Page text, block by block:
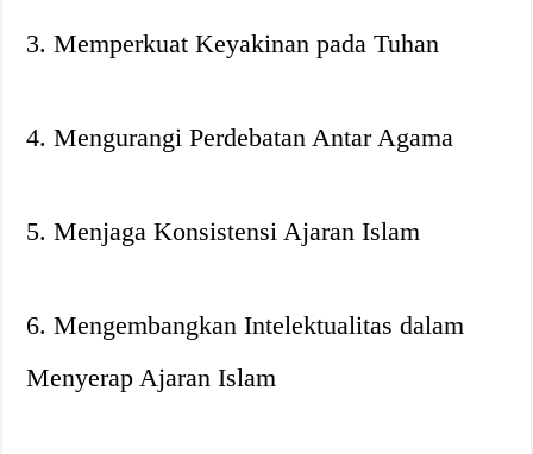
3. Memperkuat Keyakinan pada Tuhan
4. Mengurangi Perdebatan Antar Agama
5. Menjaga Konsistensi Ajaran Islam
6. Mengembangkan Intelektualitas dalam
Menyerap Ajaran Islam